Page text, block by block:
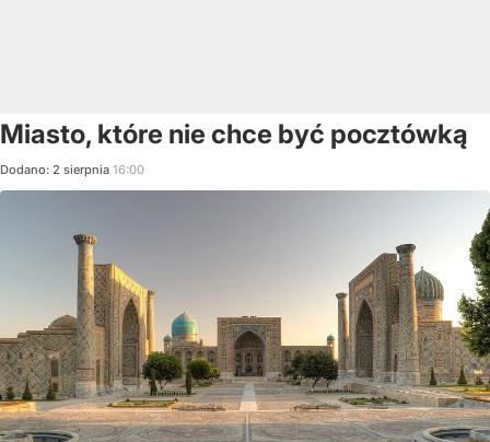
Miasto, które nie chce być pocztówką
Dodano: 2 sierpnia 16:00